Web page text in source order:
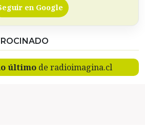
en Google
últimode radioimagina.cl